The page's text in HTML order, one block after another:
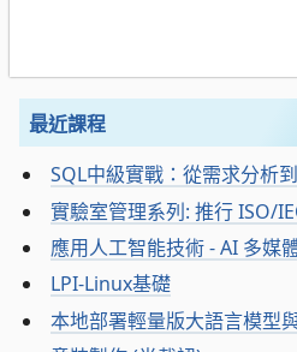
最近課程
SQL中級實戰：從需求分析
實驗室管理系列: 推行 ISO/
應用人工智能技術 - AI 多媒
LPI-Linux基礎
本地部署輕量版大語言模型